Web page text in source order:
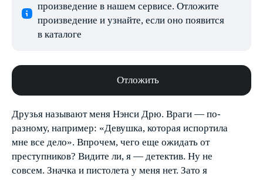
произведение в нашем сервисе. Отложите
произведение и узнайте, если оно появится
в каталоге
Отложить
Друзья называют меня Нэнси Дрю. Враги — по-
разному, например: «Девушка, которая испортила
мне все дело». Впрочем, чего еще ожидать от
преступников? Видите ли, я — детектив. Ну не
совсем. Значка и пистолета у меня нет. Зато я